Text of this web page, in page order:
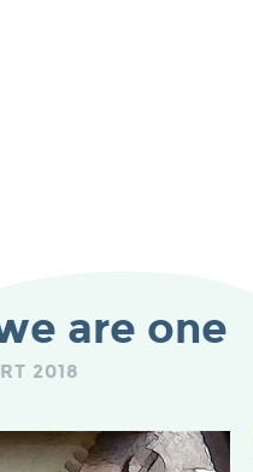
are one
2018